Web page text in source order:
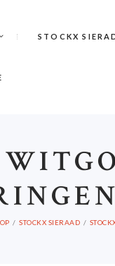
STOCKX
STOCKX SIERAAD